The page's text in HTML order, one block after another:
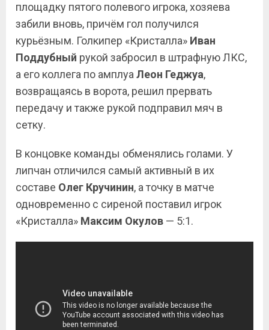
площадку пятого полевого игрока, хозяева
забили вновь, причём гол получился
курьёзным. Голкипер «Кристалла» Иван
Поддубный рукой забросил в штрафную ЛКС,
а его коллега по амплуа Леон Геджуа,
возвращаясь в ворота, решил прервать
передачу и также рукой подправил мяч в
сетку.
В концовке команды обменялись голами. У
липчан отличился самый активный в их
составе Олег Кручинин, а точку в матче
одновременно с сиреной поставил игрок
«Кристалла» Максим Окулов — 5:1.